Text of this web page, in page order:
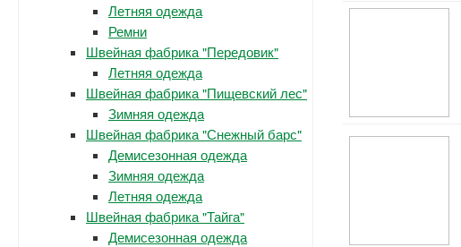
Летняя одежда
Ремни
Швейная фабрика "Передовик"
Летняя одежда
Швейная фабрика "Пищевский лес"
Зимняя одежда
Швейная фабрика "Снежный барс"
Демисезонная одежда
Зимняя одежда
Летняя одежда
Швейная фабрика "Тайга"
Демисезонная одежда